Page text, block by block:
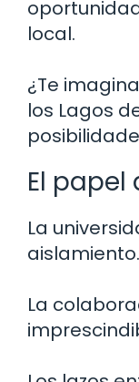
local.
¿Te
los Lagos
El
La
aislamiento.
La